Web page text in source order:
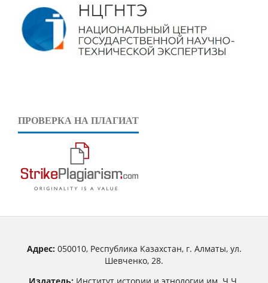
ПРОВЕРКА НА ПЛАГИАТ
Адрес:050010, Республика Казахстан, г. Алматы, ул.
Шевченко, 28.